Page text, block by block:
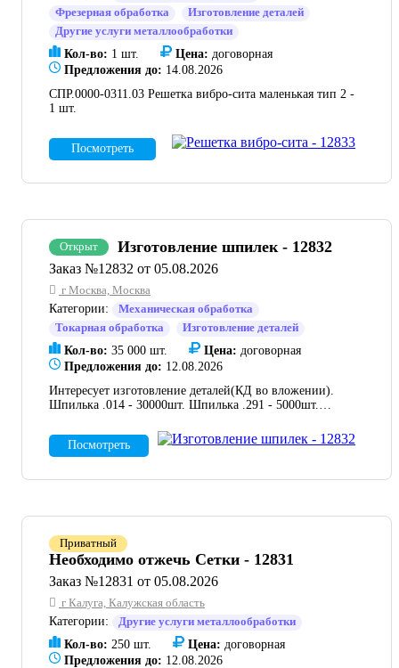
Фрезерная обработка
Изготовление деталей
Другие услуги металлообработки
Кол-во: 1 шт. Цена: договорная
Предложения до: 14.08.2026
СПР.0000-0311.03 Решетка вибро-сита маленькая тип 2 -
1 шт.
Посмотреть
Открыт Изготовление шпилек - 12832
Заказ №12832 от 05.08.2026
г Москва, Москва
Категории:
Механическая обработка
Токарная обработка
Изготовление деталей
Кол-во: 35 000 шт. Цена: договорная
Предложения до: 12.08.2026
Интересует изготовление деталей(КД во вложении).
Шпилька .014 - 30000шт. Шпилька .291 - 5000шт.
сроку изготовления. В КД указанно покрытие, его
делать не нужно.
Посмотреть
Приватный
Необходимо отжечь Сетки - 12831
Заказ №12831 от 05.08.2026
г Калуга, Калужская область
Категории:
Другие услуги металлообработки
Кол-во: 250 шт. Цена: договорная
Предложения до: 12.08.2026